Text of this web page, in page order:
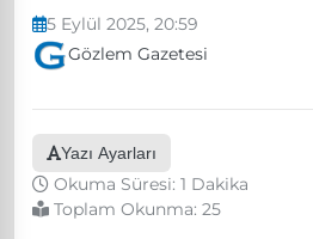
Boykot
5 Eylül 2025, 20:59
Gözlem Gazetesi
Yazı Ayarları
Okuma Süresi: 1 Dakika
Toplam Okunma: 25